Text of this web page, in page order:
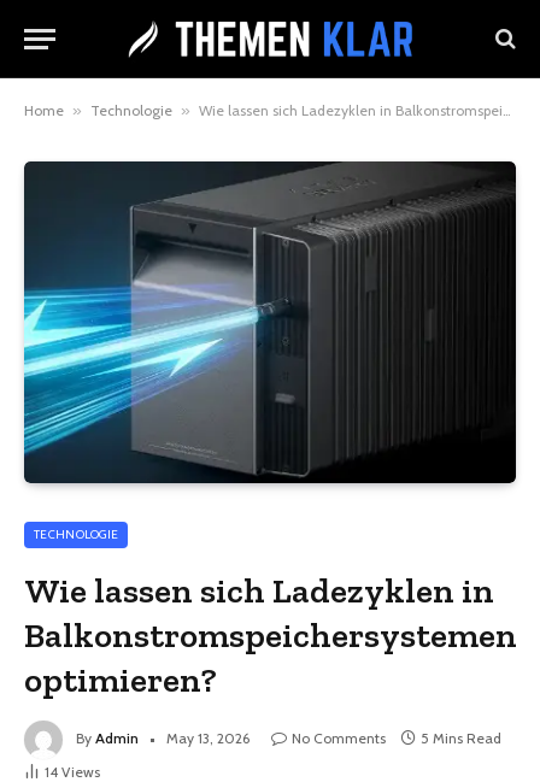
Home » Technologie » Wie lassen sich Ladezyklen in Balkonstromspeichersystemen optimieren?
TECHNOLOGIE
Wie lassen sich Ladezyklen in
Balkonstromspeichersystemen
optimieren?
By Admin May 13, 2026 No Comments
5 Mins Read
14 Views